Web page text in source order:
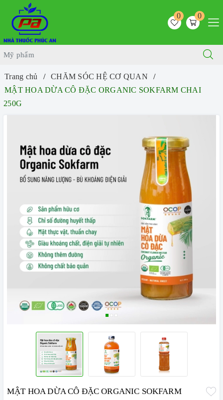
0
0
Trang chủ
CHĂM SÓC HỆ CƠ QUAN
MẬT HOA DỪA CÔ ĐẶC ORGANIC SOKFARM CHAI
250G
MẬT HOA DỪA CÔ ĐẶC ORGANIC SOKFARM